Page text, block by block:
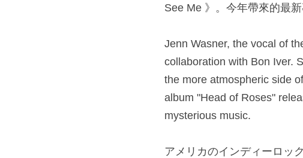
See Me 》。今年帶來的最
Jenn Wasner, the vocal of
collaboration with Bon Iver.
the more atmospheric side
album "Head of Roses"
mysterious music.​
アメリカのインディーロッ